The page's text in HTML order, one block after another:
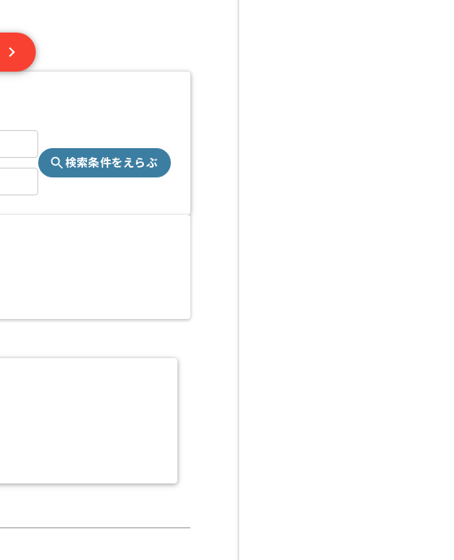
検索条件をえらぶ